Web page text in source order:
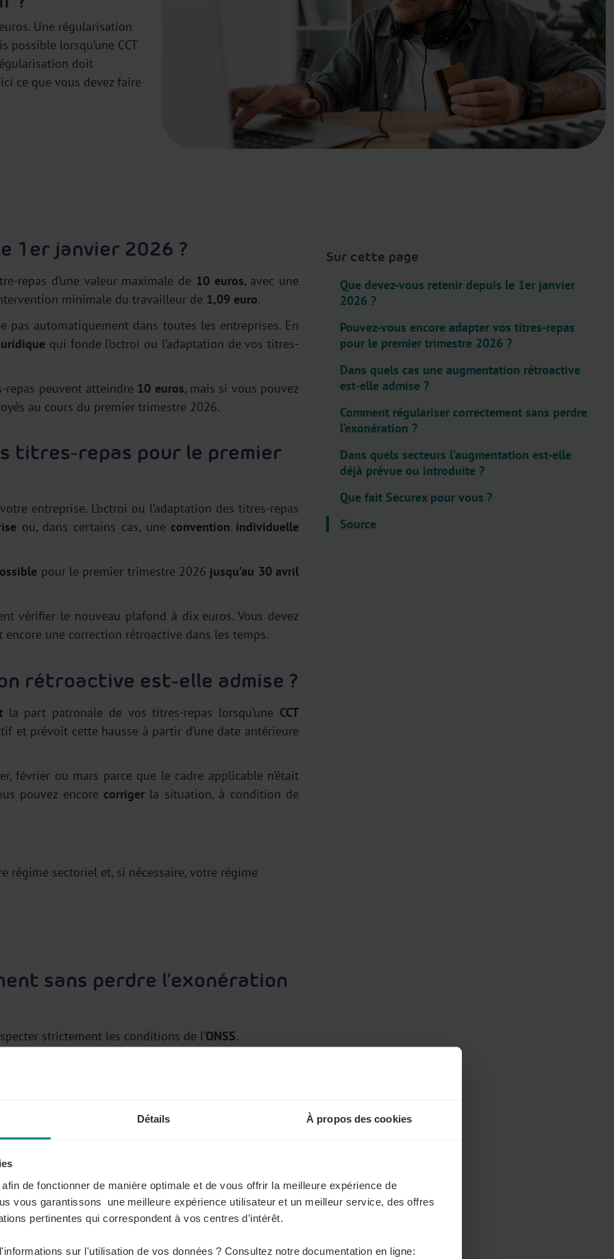
Détails À propos des cookies
de fonctionner de manière optimale et de vous offrir la meilleure expérience de
vous garantissons une meilleure expérience utilisateur et un meilleur service, des offres
pertinentes qui correspondent à vos centres d’intérêt.
sur l'utilisation de vos données ? Consultez notre documentation en ligne:
.
H
e
a
d
.
e
.
Une régularisation
lorsqu’une CCT
doit
ce que vous devez faire
1er janvier 2026 ?
repas d’une valeur maximale de 10 euros, avec une
minimale du travailleur de 1,09 euro.
pas automatiquement dans toutes les entreprises. En
qui fonde l’octroi ou l’adaptation de vos titres-
repas peuvent atteindre 10 euros, mais si vous pouvez
au cours du premier trimestre 2026.
titres-repas pour le premier
entreprise. L’octroi ou l’adaptation des titres-repas
ou, dans certains cas, une convention individuelle
pour le premier trimestre 2026 jusqu’au 30 avril
vérifier le nouveau plafond à dix euros. Vous devez
une correction rétroactive dans les temps.
rétroactive est-elle admise ?
la part patronale de vos titres-repas lorsqu’une CCT
et prévoit cette hausse à partir d’une date antérieure
février ou mars parce que le cadre applicable n’était
pouvez encore corrigerla situation, à condition de
sectoriel et, si nécessaire, votre régime
sans perdre l’exonération
strictement les conditions de l’ONSS.
différence reste soumise aux cotisations de sécurité
complémentaire doit intervenirau plus tard le
concordancele nombre de titres-repas octroyéset le
Sur cette page
Que devez-vous retenir depuis le 1er janvier
2026 ?
Pouvez-vous encore adapter vos titres-repas
pour le premier trimestre 2026 ?
Dans quels cas une augmentation rétroactive
est-elle admise ?
Comment régulariser correctement sans perdre
l’exonération ?
Dans quels secteurs l’augmentation est-elle
déjà prévue ou introduite ?
Que fait Securex pour vous ?
Source